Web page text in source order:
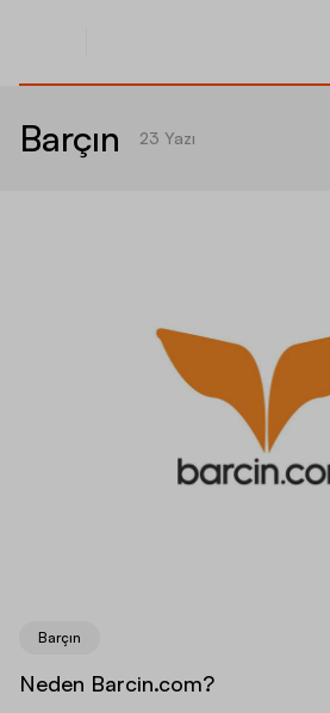
Barçın 23 Yazı
Barçın
Neden Barcin.com?